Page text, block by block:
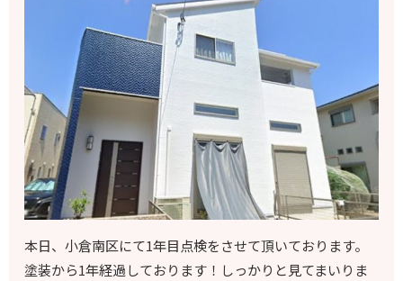
本日、小倉南区にて1年目点検をさせて頂いております。
塗装から1年経過しております！しっかりと見てまいりま